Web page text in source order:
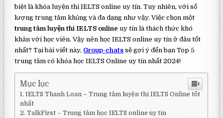
biệt là khóa luyện thi IELTS online uy tín. Tuy nhiên, với số
lượng trung tâm khủng và đa dạng như vậy. Việc chọn một
trung tâm luyện thi IELTS online uy tín là thách thức khó
khăn với học viên. Vậy nên học IELTS online uy tín ở đâu tốt
nhất? Tại bài viết này, Group-chats sẽ gợi ý đến bạn Top 5
trung tâm có khóa học IELTS Online uy tín nhất 2024!
Mục lục
IELTS Thanh Loan – Trung tâm luyện thi IELTS Online tốt
nhất
TalkFirst – Trung tâm học IELTS online uy tín